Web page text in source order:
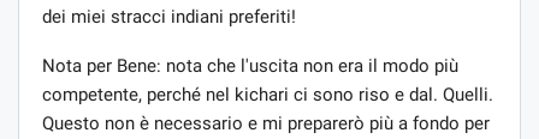
dei miei stracci indiani preferiti!
Nota per Bene: nota che l'uscita non era il modo più
competente, perché nel kichari ci sono riso e dal. Quelli.
Questo non è necessario e mi preparerò più a fondo per